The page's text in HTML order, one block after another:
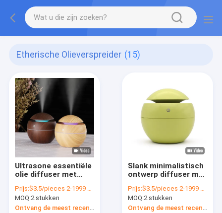
Etherische Olieverspreider (15)
Ultrasone essentiële
olie diffuser met
mistmodus en
automatische
afsluitingsveiligheid
Prijs:$3.5/pieces 2-1999 pieces
MOQ:2 stukken
Slank minimalistisch
ontwerp diffuser met
en niet-slip basis
Prijs:$3.5/pieces 2-1999 pieces
MOQ:2 stukken